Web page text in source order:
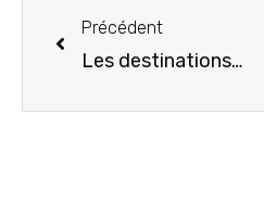
Précédent
Les destinations vacances d’été en France